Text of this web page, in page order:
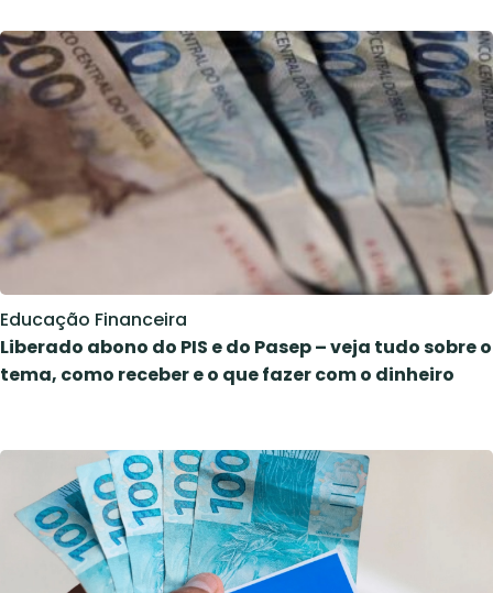
Educação Financeira
Liberado abono do PIS e do Pasep – veja tudo sobre o
tema, como receber e o que fazer com o dinheiro